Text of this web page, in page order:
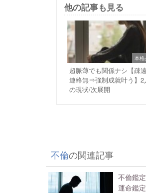
他の記事も見る
本格
超脈薄でも関係ナシ【疎
連絡無⇒強制成就叶う】2
の現状/次展開
不倫の関連記事
不倫鑑
運命鑑